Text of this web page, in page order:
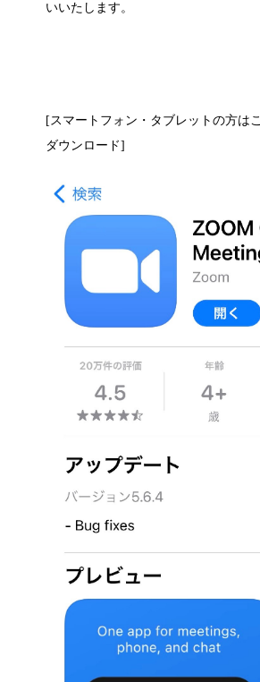
いいたします。
[スマートフォン・タブレットの方は
ダウンロード]